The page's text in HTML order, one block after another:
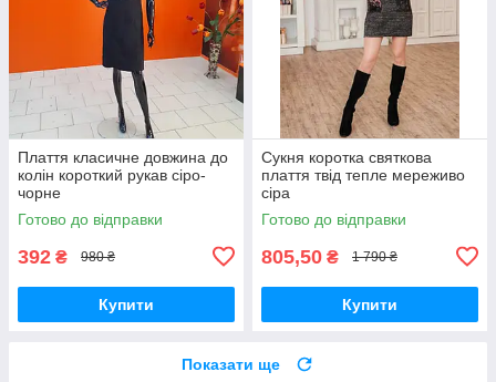
Плаття класичне довжина до
колін короткий рукав сіро-
чорне
Готово до відправки
392 ₴ 980 ₴
Купити
Сукня коротка святкова
плаття твід тепле мереживо
сіра
Готово до відправки
805,50 ₴ 1 790 ₴
Купити
Показати ще